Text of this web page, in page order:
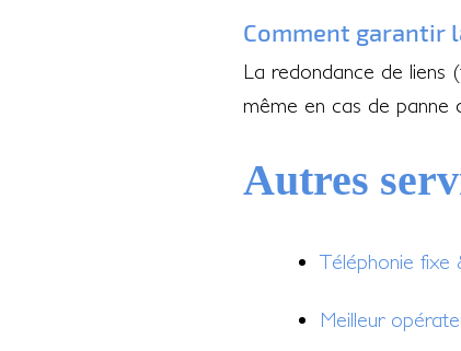
Comment garantir
La redondance de
même en cas de panne
Autres
Téléphonie fixe
Meilleur